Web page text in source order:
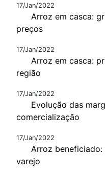
17/Jan/2022
Arroz em casca:
preços
17/Jan/2022
Arroz em casca:
região
17/Jan/2022
Evolução das
comercialização
17/Jan/2022
Arroz
varejo